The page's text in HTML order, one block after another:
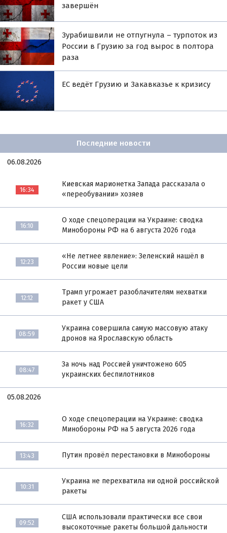
завершён
Зурабишвили не отпугнула – турпоток из
России в Грузию за год вырос в полтора
раза
ЕС ведёт Грузию и Закавказье к кризису
Последние новости
06.08.2026
16:34
Киевская марионетка Запада рассказала о
«переобувании» хозяев
16:10
О ходе спецоперации на Украине: сводка
Минобороны РФ на 6 августа 2026 года
12:23
«Не летнее явление»: Зеленский нашёл в
России новые цели
12:12
Трамп угрожает разоблачителям нехватки
ракет у США
08:59
Украина совершила самую массовую атаку
дронов на Ярославскую область
08:47
За ночь над Россией уничтожено 605
украинских беспилотников
05.08.2026
16:32
О ходе спецоперации на Украине: сводка
Минобороны РФ на 5 августа 2026 года
13:43 Путин провёл перестановки в Минобороны
10:31
Украина не перехватила ни одной российской
ракеты
09:52
США использовали практически все свои
высокоточные ракеты большой дальности